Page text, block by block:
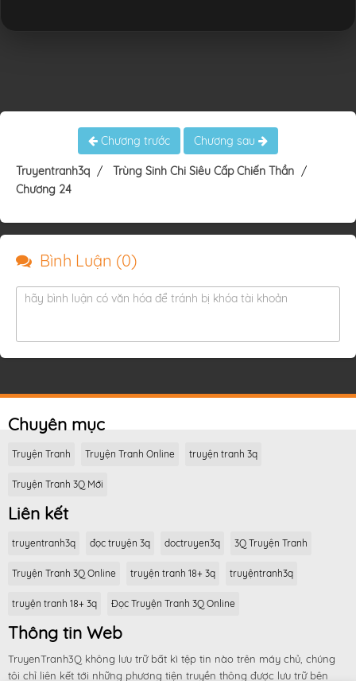
Chương trước Chương sau
Truyentranh3q
Trùng Sinh Chi Siêu Cấp Chiến Thần
Chương 24
Bình Luận (0)
hãy bình luận có văn hóa để tránh bị khóa tài khoản
Chuyên mục
Truyện Tranh Truyện Tranh Online truyện tranh 3q
Truyện Tranh 3Q Mới
Liên kết
truyentranh3q đọc truyện 3q doctruyen3q 3Q Truyện Tranh
Truyện Tranh 3Q Online truyện tranh 18+ 3q truyệntranh3q
truyện tranh 18+ 3q Đọc Truyện Tranh 3Q Online
Thông tin Web
TruyenTranh3Q không lưu trữ bất kì tệp tin nào trên máy chủ, chúng
tôi chỉ liên kết tới những phương tiện truyền thông được lưu trữ bên